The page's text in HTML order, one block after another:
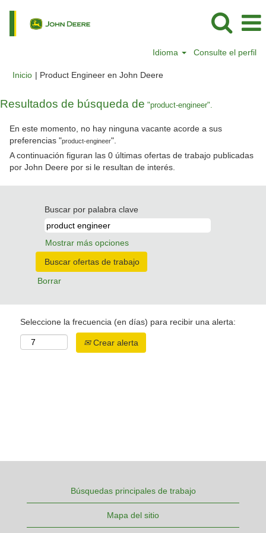
Idioma Consulte el perfil
Inicio | Product Engineer en John Deere(página
Resultados de búsqueda de "product-engineer".
En este momento, no hay ninguna vacante acorde a sus
preferencias "product-engineer".
A continuación figuran las 0 últimas ofertas de trabajo publicadas
por John Deere por si le resultan de interés.
Buscar por palabra clave
Mostrar más opciones
Borrar
Seleccione la frecuencia (en días) para recibir una alerta:
Crear alerta
Búsquedas principales de trabajo
Mapa del sitio